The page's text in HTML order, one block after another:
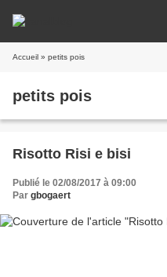
Accueil » petits pois
petits pois
Risotto Risi e bisi
Publié le 02/08/2017 à 09:00
Par gbogaert